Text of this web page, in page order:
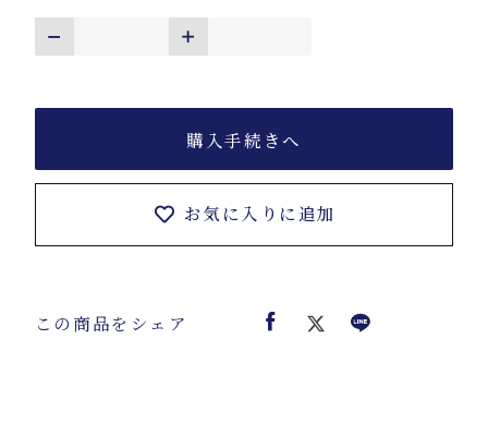
購入手続きへ
お気に入りに追加
この商品をシェア